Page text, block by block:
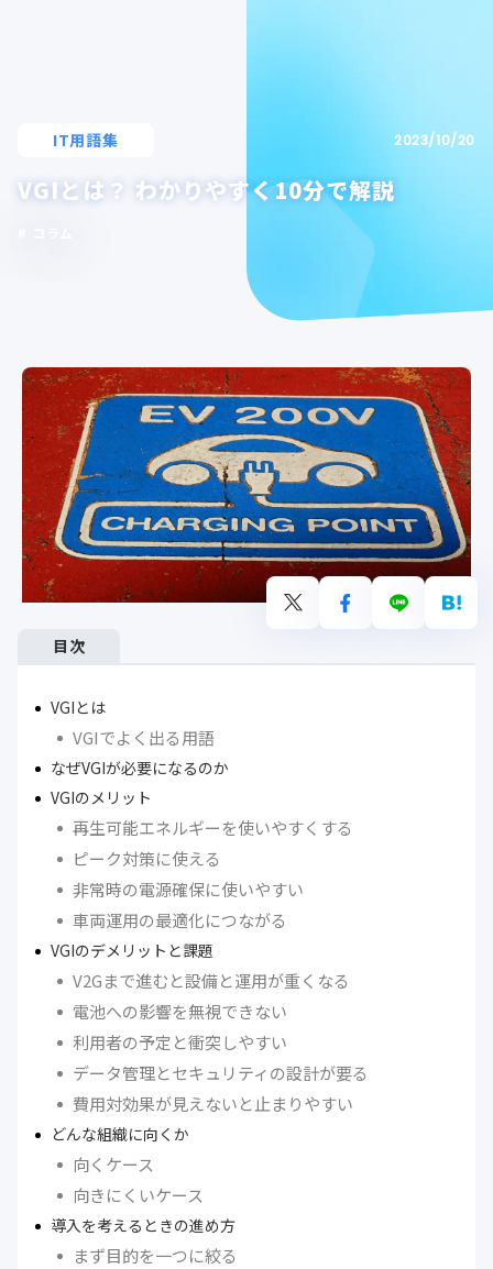
IT用語集 2023/10/20
VGIとは？ わかりやすく10分で解説
目次
VGIとは
VGIでよく出る用語
なぜVGIが必要になるのか
VGIのメリット
再生可能エネルギーを使いやすくする
ピーク対策に使える
非常時の電源確保に使いやすい
車両運用の最適化につながる
VGIのデメリットと課題
V2Gまで進むと設備と運用が重くなる
電池への影響を無視できない
利用者の予定と衝突しやすい
データ管理とセキュリティの設計が要る
費用対効果が見えないと止まりやすい
どんな組織に向くか
向くケース
向きにくいケース
導入を考えるときの進め方
まず目的を一つに絞る